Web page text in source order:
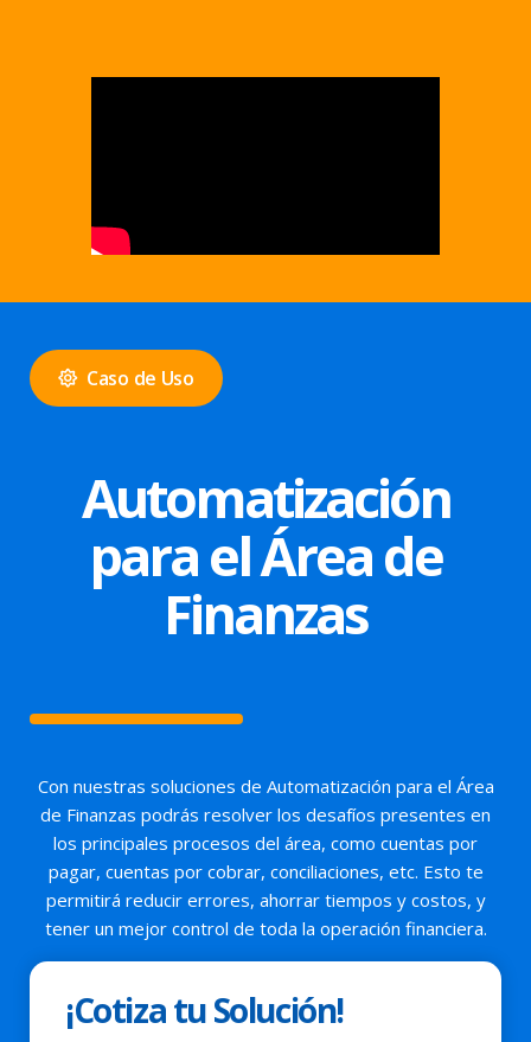
Caso de Uso
Automatización
para el Área de
Finanzas
Con nuestras soluciones de Automatización para el Área
de Finanzas podrás resolver los desafíos presentes en
los principales procesos del área, como cuentas por
pagar, cuentas por cobrar, conciliaciones, etc. Esto te
permitirá reducir errores, ahorrar tiempos y costos, y
tener un mejor control de toda la operación financiera.
¡Cotiza tu Solución!